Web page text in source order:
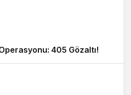
405 Gözaltı!